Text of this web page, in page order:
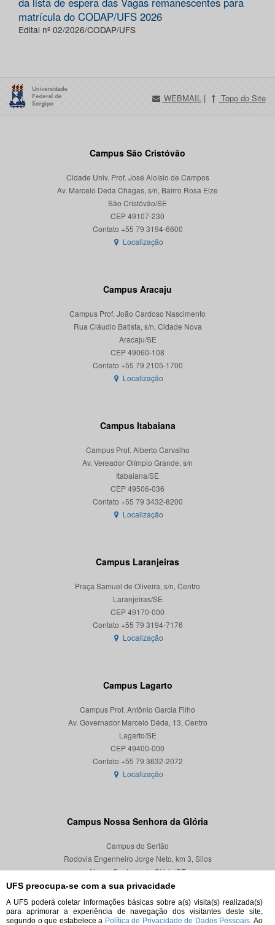
UFS preocupa-se com a sua privacidade
A UFS poderá coletar informações básicas sobre a(s) visita(s) realizada(s)
para aprimorar a experiência de navegação dos visitantes deste site,
segundo o que estabelece a Política de Privacidade de Dados Pessoais. Ao
matrícula do CODAP/UFS 2026
Edital nº 02/2026/CODAP/UFS
WEBMAIL | Topo do Site
Campus São Cristóvão
Cidade Univ. Prof. José Aloísio de Campos
Av. Marcelo Deda Chagas, s/n, Bairro Rosa Elze
São Cristóvão/SE
CEP 49107-230
Localização
Campus Aracaju
Campus Prof. João Cardoso Nascimento
Rua Cláudio Batista, s/n, Cidade Nova
Aracaju/SE
CEP 49060-108
Localização
Campus Itabaiana
Campus Prof. Alberto Carvalho
Av. Vereador Olímpio Grande, s/n
Itabaiana/SE
CEP 49506-036
Localização
Campus Laranjeiras
Praça Samuel de Oliveira, s/n, Centro
Laranjeiras/SE
CEP 49170-000
Localização
Campus Lagarto
Campus Prof. Antônio Garcia Filho
Av. Governador Marcelo Déda, 13, Centro
Lagarto/SE
CEP 49400-000
Localização
Campus Nossa Senhora da Glória
Campus do Sertão
Rodovia Engenheiro Jorge Neto, km 3, Silos
Nossa Senhora da Glória/SE
CEP 49680-000
Localização